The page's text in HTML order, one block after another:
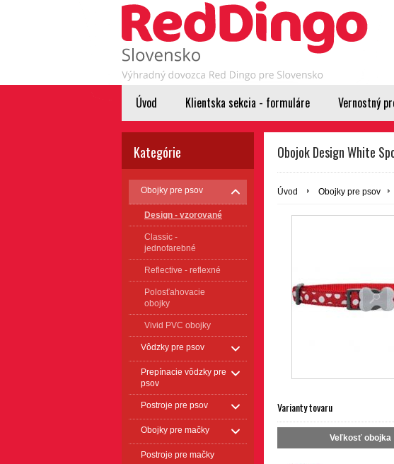
Úvod Klientska sekcia - formuláre Vernostný
Kategórie
Obojky pre psov
Design - vzorované
Classic -
jednofarebné
Reflective - reflexné
Polosťahovacie
obojky
Vivid PVC obojky
Vôdzky pre psov
Prepínacie vôdzky pre
psov
Postroje pre psov
Obojky pre mačky
Postroje pre mačky
Obojok Design White
Úvod Obojky pre psov
Varianty tovaru
Veľkosť obojka